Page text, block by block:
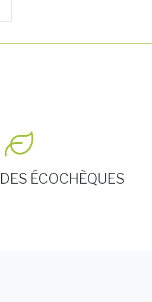
ÉCOCHÈQUES